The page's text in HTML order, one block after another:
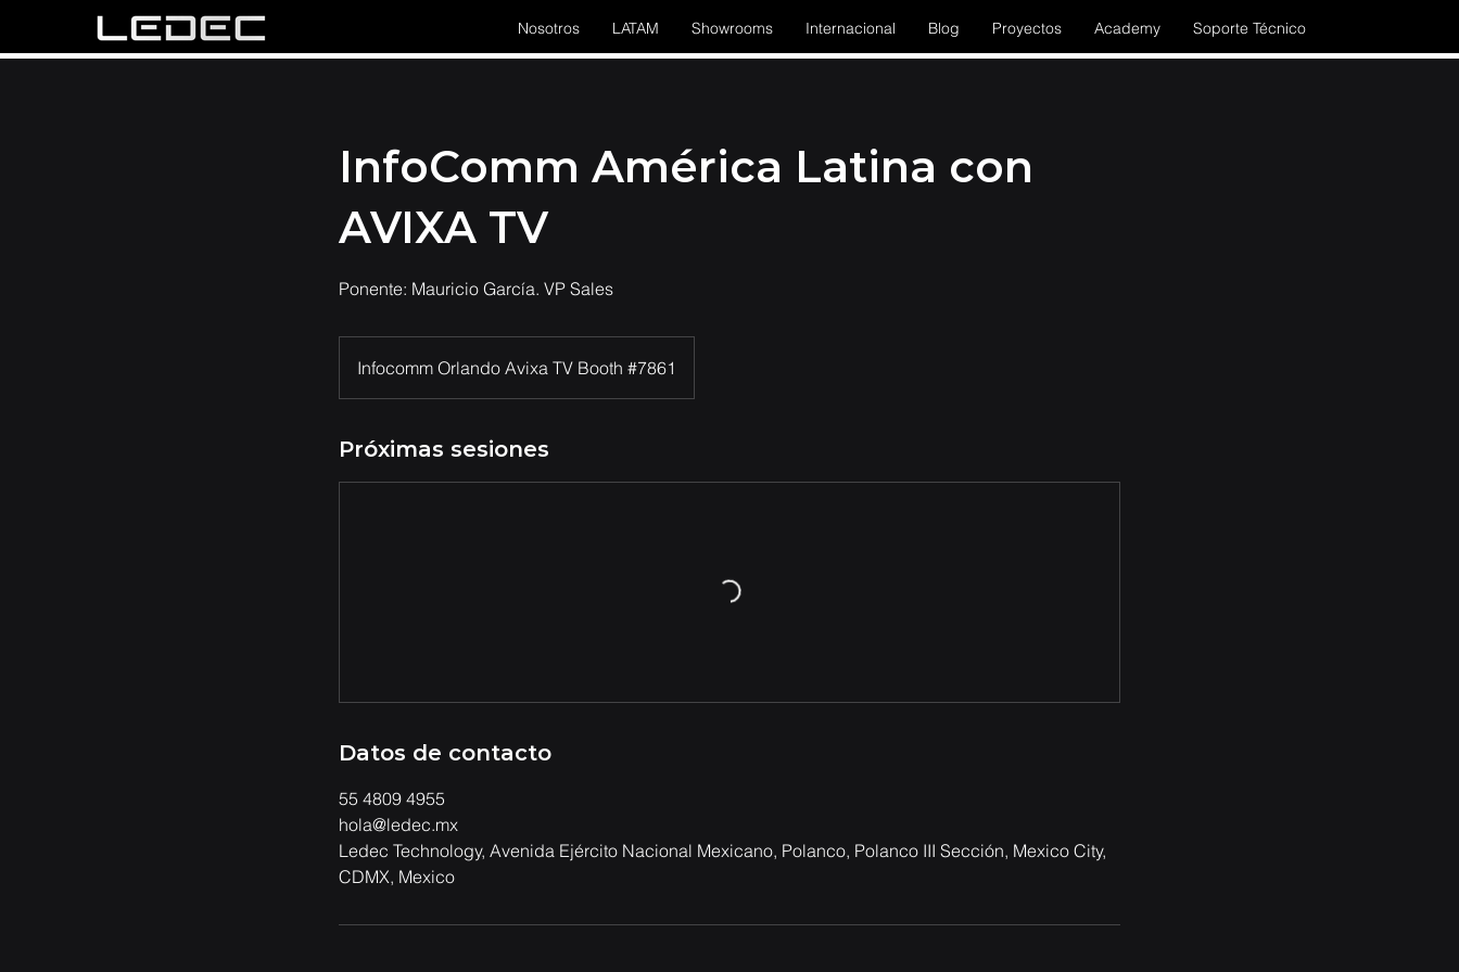
Nosotros LATAM Showrooms Internacional Blog Proyectos Academy Soporte Técnico
InfoComm América Latina con
AVIXA TV
Ponente: Mauricio García. VP Sales
Infocomm Orlando Avixa TV Booth #7861
Próximas sesiones
Datos de contacto
55 4809 4955
hola@ledec.mx
Ledec Technology, Avenida Ejército Nacional Mexicano, Polanco, Polanco III Sección, Mexico City,
CDMX, Mexico